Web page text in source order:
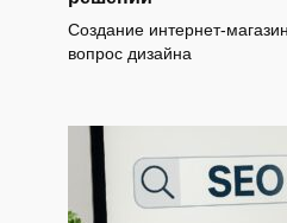
Создание интернет-
вопрос дизайна